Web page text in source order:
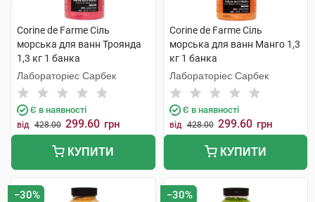
Corine de Farme Сіль
морська для ванн Троянда
1,3 кг 1 банка
Лабораторіес Сарбек
Є в наявності
від 428.00 299.60 грн
КУПИТИ
Corine de Farme Сіль
морська для ванн Манго 1,3
кг 1 банка
Лабораторіес Сарбек
Є в наявності
від 428.00 299.60 грн
КУПИТИ
−30% −30%